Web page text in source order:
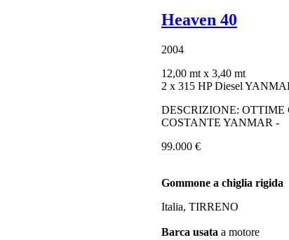
Heaven 40
2004
12,00 mt x 3,40 mt
2 x 315 HP Diesel
DESCRIZIONE:
COSTANTE YANMAR -
99.000 €
Gommone a chiglia rigida
Italia, TIRRENO
Barca usata a motore